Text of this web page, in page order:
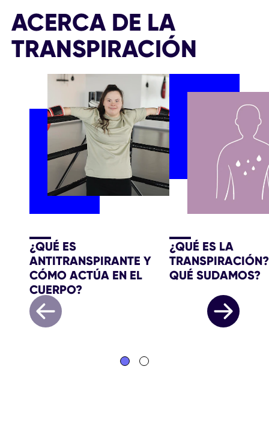
ACERCA DE LA
TRANSPIRACIÓN
¿QUÉ ES
ANTITRANSPIRANTE Y
CÓMO ACTÚA EN EL
CUERPO?
¿QUÉ ES LA
QUÉ SUDAMOS?